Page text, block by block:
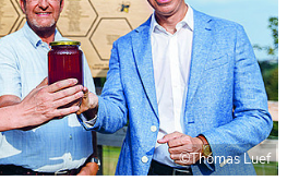
©Thomas Luef